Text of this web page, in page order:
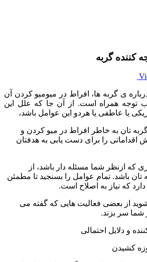
کننده گربه
ی گربه ها، افراط در میومیو کردن آن
توجه همراه است. از آن جا که علل این
یا عاطفی یا هردو این عوامل باشد،
تان به خاطر افراط در میو کردن و
اقداماتی را برای دست یابی به هدفتان
ازنظر شما مسئله دار باشد، از
باشد. تمام عوامل را بسنجید تا مطمئن
که نیاز به اصلاح است.
از بعضی فعالیت هایی که گفته می
شما سر بزند.
و دلایل احتمالی
کشیدن